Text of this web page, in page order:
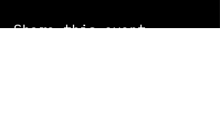
Share this event